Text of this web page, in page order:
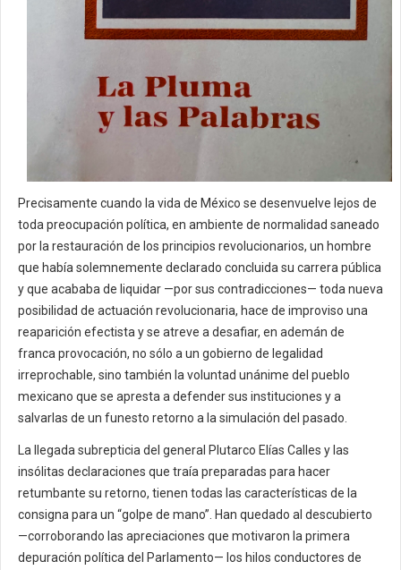
Precisamente cuando la vida de México se desenvuelve lejos de
toda preocupación política, en ambiente de normalidad saneado
por la restauración de los principios revolucionarios, un hombre
que había solemnemente declarado concluida su carrera pública
y que acababa de liquidar —por sus contradicciones— toda nueva
posibilidad de actuación revolucionaria, hace de improviso una
reaparición efectista y se atreve a desafiar, en ademán de
franca provocación, no sólo a un gobierno de legalidad
irreprochable, sino también la voluntad unánime del pueblo
mexicano que se apresta a defender sus instituciones y a
salvarlas de un funesto retorno a la simulación del pasado.
La llegada subrepticia del general Plutarco Elías Calles y las
insólitas declaraciones que traía preparadas para hacer
retumbante su retorno, tienen todas las características de la
consigna para un “golpe de mano”. Han quedado al descubierto
—corroborando las apreciaciones que motivaron la primera
depuración política del Parlamento— los hilos conductores de